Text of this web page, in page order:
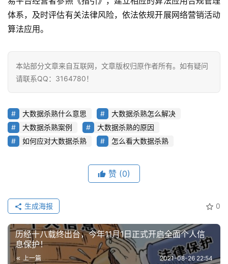
来
医
疗
驾
智
慧
城
多
内
容
体系，及时评估有关法律风险，依法依规开展网络营销活动
算法应用。
本站部分文章来自互联网，文章版权归原作者所有。如有疑问
请联系QQ：3164780！
大数据杀熟什么意思
大数据杀熟怎么解决
大数据杀熟案例
大数据杀熟的原因
如何应对大数据杀熟
怎么看大数据杀熟
赞 (0)
0
生成海报
历经十八载终出台，今年11月1日正式开启全面个人信
息保护！
上一篇 2021-08-26 22:54